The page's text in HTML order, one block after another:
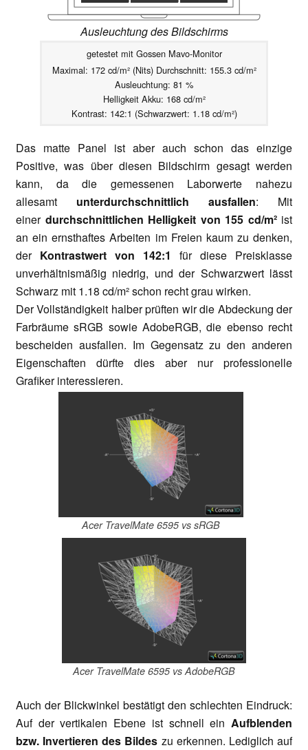
Ausleuchtung des Bildschirms
getestet mit Gossen Mavo-Monitor
Maximal: 172 cd/m² (Nits) Durchschnitt: 155.3 cd/m²
Ausleuchtung: 81 %
Helligkeit Akku: 168 cd/m²
Kontrast: 142:1 (Schwarzwert: 1.18 cd/m²)
Das matte Panel ist aber auch schon das einzige
Positive, was über diesen Bildschirm gesagt werden
kann, da die gemessenen Laborwerte nahezu
allesamt unterdurchschnittlich ausfallen: Mit
einer durchschnittlichen Helligkeit von 155 cd/m²ist
an ein ernsthaftes Arbeiten im Freien kaum zu denken,
der Kontrastwert von 142:1
für diese Preisklasse
unverhältnismäßig niedrig, und der Schwarzwert lässt
Schwarz mit 1.18 cd/m² schon recht grau wirken.
Der Vollständigkeit halber prüften wir die Abdeckung der
Farbräume sRGB sowie AdobeRGB, die ebenso recht
bescheiden ausfallen. Im Gegensatz zu den anderen
Eigenschaften dürfte dies aber nur professionelle
Grafiker interessieren.
Acer TravelMate 6595 vs sRGB
Acer TravelMate 6595 vs AdobeRGB
Auch der Blickwinkel bestätigt den schlechten Eindruck:
Auf der vertikalen Ebene ist schnell ein Aufblenden
bzw. Invertieren des Bildes zu erkennen. Lediglich auf